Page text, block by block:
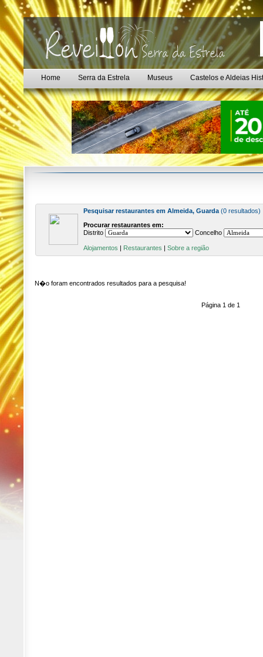
Home Serra da Estrela Museus Castelos e Aldeias
Pesquisar restaurantes em Almeida, Guarda (0 resultados)
Procurar restaurantes em:
Distrito
Concelho
Alojamentos | Restaurantes | Sobre a região
N�o foram encontrados resultados para a pesquisa!
Página 1 de 1